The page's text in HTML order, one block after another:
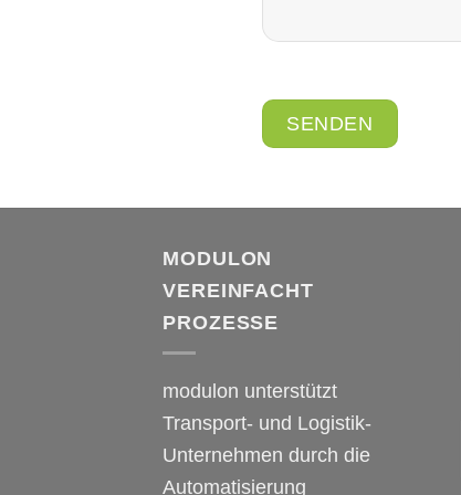
MODULON
VEREINFACHT
PROZESSE
modulon unterstützt
Transport- und Logistik-
Unternehmen durch die
Automatisierung